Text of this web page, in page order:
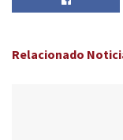
Relacionado